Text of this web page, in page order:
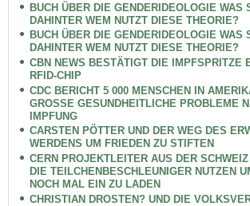
BUCH ÜBER DIE GENDERIDEOLOGIE WAS
DAHINTER WEM NUTZT DIESE THEORIE?
BUCH ÜBER DIE GENDERIDEOLOGIE WAS
DAHINTER WEM NUTZT DIESE THEORIE?
CBN NEWS BESTÄTIGT DIE IMPFSPRITZE
RFID-CHIP
CDC BERICHT 5 000 MENSCHEN IN
GROSSE GESUNDHEITLICHE PROBLEME
IMPFUNG
CARSTEN PÖTTER UND DER WEG DES
WERDENS UM FRIEDEN ZU STIFTEN
CERN PROJEKTLEITER AUS DER
DIE TEILCHENBESCHLEUNIGER NUTZEN
NOCH MAL EIN ZU LADEN
CHRISTIAN DROSTEN? UND DIE